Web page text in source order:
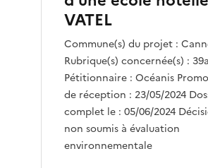
VATEL
Commune(s) du projet :
Rubrique(s) concernée(s) : 39a
Pétitionnaire : Océanis
de réception : 23/05/2024
complet le : 05/06/2024
non soumis à évaluation
environnementale